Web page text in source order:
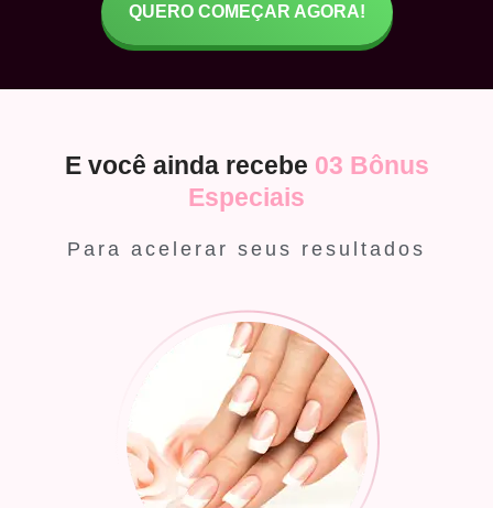
QUERO COMEÇAR AGORA!
E você ainda recebe 03 Bônus
Especiais
Para acelerar seus resultados